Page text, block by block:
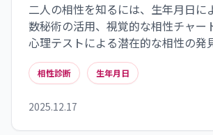
二人の相性を知るには、生年月日に
数秘術の活用、視覚的な相性チャー
心理テストによる潜在的な相性の発
す。さらに、占いの結果を踏まえた
取り組むことで、運命の赤い糸をよ
二人の関係をより良くするための気
くれるツールとして活用しましょう
相性診断 生年月日
2025.12.17